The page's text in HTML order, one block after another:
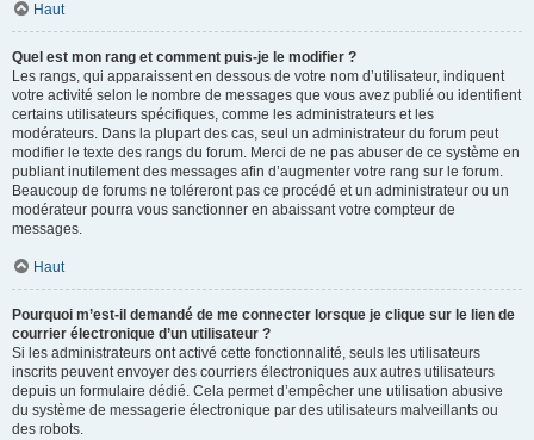
Haut
Quel est mon rang et comment puis-je le modifier ?
Les rangs, qui apparaissent en dessous de votre nom d’utilisateur, indiquent
votre activité selon le nombre de messages que vous avez publié ou identifient
certains utilisateurs spécifiques, comme les administrateurs et les
modérateurs. Dans la plupart des cas, seul un administrateur du forum peut
modifier le texte des rangs du forum. Merci de ne pas abuser de ce système en
publiant inutilement des messages afin d’augmenter votre rang sur le forum.
Beaucoup de forums ne toléreront pas ce procédé et un administrateur ou un
modérateur pourra vous sanctionner en abaissant votre compteur de
messages.
Haut
Pourquoi m’est-il demandé de me connecter lorsque je clique sur le lien de
courrier électronique d’un utilisateur ?
Si les administrateurs ont activé cette fonctionnalité, seuls les utilisateurs
inscrits peuvent envoyer des courriers électroniques aux autres utilisateurs
depuis un formulaire dédié. Cela permet d’empêcher une utilisation abusive
du système de messagerie électronique par des utilisateurs malveillants ou
des robots.